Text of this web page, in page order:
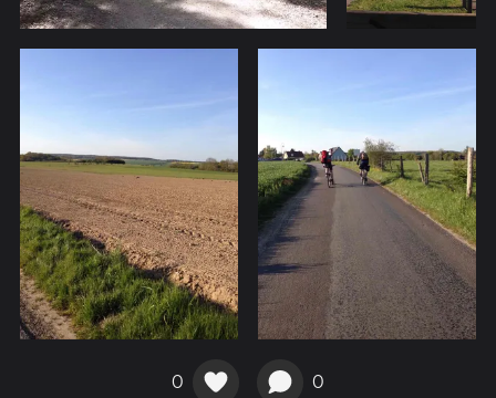
0 0